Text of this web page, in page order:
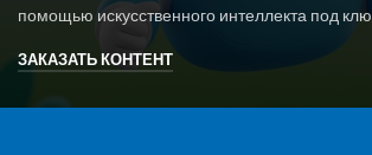
помощью искусственного интеллекта под
ЗАКАЗАТЬ КОНТЕНТ